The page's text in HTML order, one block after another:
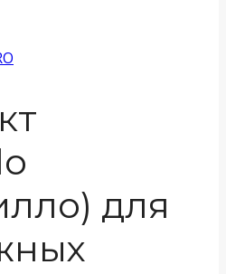
для